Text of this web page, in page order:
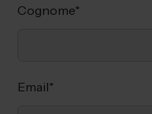
Cognome*
Email*